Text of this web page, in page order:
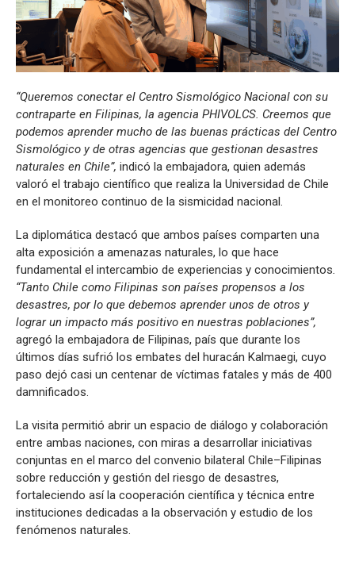
“Queremos conectar el Centro Sismológico Nacional con su
contraparte en Filipinas, la agencia PHIVOLCS. Creemos que
podemos aprender mucho de las buenas prácticas del Centro
Sismológico y de otras agencias que gestionan desastres
naturales en Chile”, indicó la embajadora, quien además
valoró el trabajo científico que realiza la Universidad de Chile
en el monitoreo continuo de la sismicidad nacional.
La diplomática destacó que ambos países comparten una
alta exposición a amenazas naturales, lo que hace
fundamental el intercambio de experiencias y conocimientos.
“Tanto Chile como Filipinas son países propensos a los
desastres, por lo que debemos aprender unos de otros y
lograr un impacto más positivo en nuestras poblaciones”,
agregó la embajadora de Filipinas, país que durante los
últimos días sufrió los embates del huracán Kalmaegi, cuyo
paso dejó casi un centenar de víctimas fatales y más de 400
damnificados.
La visita permitió abrir un espacio de diálogo y colaboración
entre ambas naciones, con miras a desarrollar iniciativas
conjuntas en el marco del convenio bilateral Chile–Filipinas
sobre reducción y gestión del riesgo de desastres,
fortaleciendo así la cooperación científica y técnica entre
instituciones dedicadas a la observación y estudio de los
fenómenos naturales.